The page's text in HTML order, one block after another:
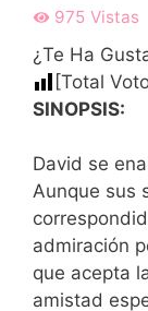
975 Vistas
¿Te Ha
[Total
SINOPSIS:
David se
Aunque sus
admiración
que acepta
amistad